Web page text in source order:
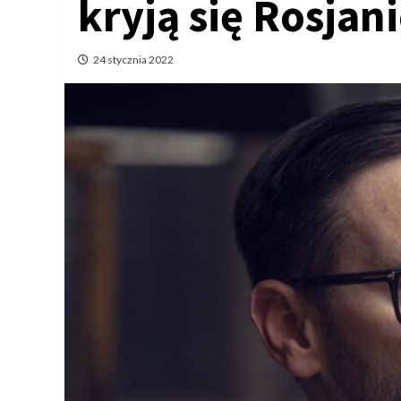
kryją się
24 stycznia 2022